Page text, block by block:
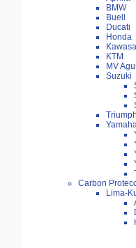
BMW
Buell
Ducati
Honda
KTM
MV
Suzuki
Triumph
Carbon
Lima-